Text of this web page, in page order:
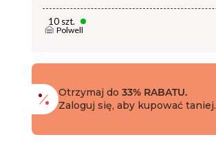
10 szt.
Polwell
Otrzymaj do 33% RABATU.
Zaloguj się, aby kupować taniej.